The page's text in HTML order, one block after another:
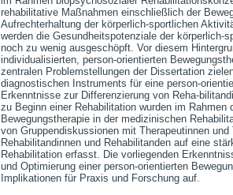
rehabilitative Maßnahmen einschließlich der
Aufrechterhaltung der körperlich-sportlichen
werden die Gesundheitspotenziale der
noch zu wenig ausgeschöpft. Vor diesem
individualisierten, person-orientierten
zentralen Problemstellungen der Dissertation
diagnostischen Instruments für eine person-
Erkenntnisse zur Differenzierung von Reha-
zu Beginn einer Rehabilitation wurden im
Bewegungstherapie in der medizinischen
von Gruppendiskussionen mit Therapeutinnen
Rehabilitandinnen und Rehabilitanden auf eine
Rehabilitation erfasst. Die vorliegenden
und Optimierung einer person-orientierten
Implikationen für Praxis und Forschung auf.